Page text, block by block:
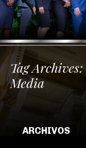
Tag Archives:
Media
ARCHIVOS